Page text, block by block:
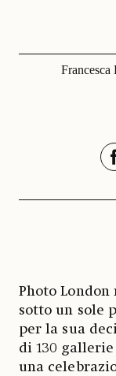
Photo
sotto un sole
per la sua
di 130
una